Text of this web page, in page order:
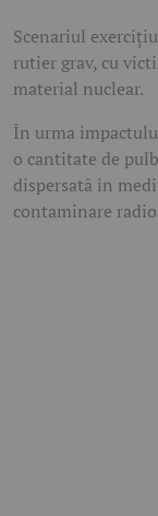
Scenariul
rutier grav, cu
material nuclear.
În urma
o cantitate de
dispersată în
contaminare